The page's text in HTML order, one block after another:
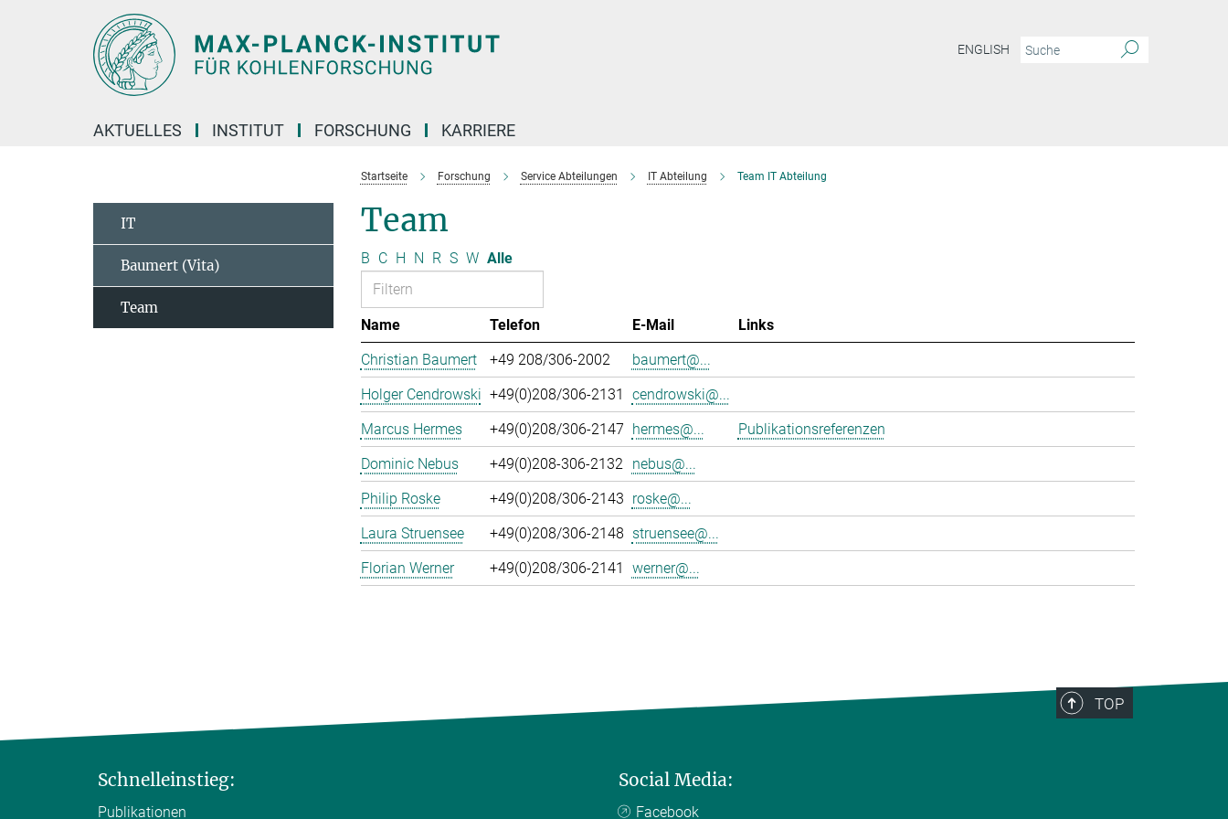
ENGLISH
AKTUELLES INSTITUT FORSCHUNG KARRIERE
Startseite Forschung Service Abteilungen IT Abteilung Team IT Abteilung
Team
B C H N R S W Alle
Name Telefon E-Mail
Links
Christian Baumert
+49 208/306-2002
baumert@...
Holger Cendrowski +49(0)208/306-2131
cendrowski@...
Marcus Hermes
+49(0)208/306-2147 hermes@...
Publikationsreferenzen
Dominic Nebus
+49(0)208-306-2132
nebus@...
Philip Roske
+49(0)208/306-2143 roske@...
Laura Struensee
+49(0)208/306-2148 struensee@...
Florian Werner
+49(0)208/306-2141 werner@...
IT
Baumert (Vita)
Team
TOP
Schnelleinstieg:
Publikationen
Social Media:
Facebook